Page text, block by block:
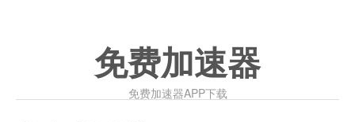
免费加速器
免费加速器APP下载